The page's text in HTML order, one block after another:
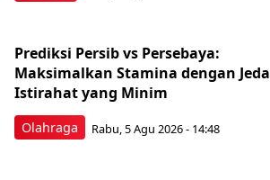
Olahraga
Prediksi Persib vs Persebaya:
Maksimalkan Stamina dengan Jeda
Istirahat yang Minim
Rabu, 5 Agu 2026 - 14:48